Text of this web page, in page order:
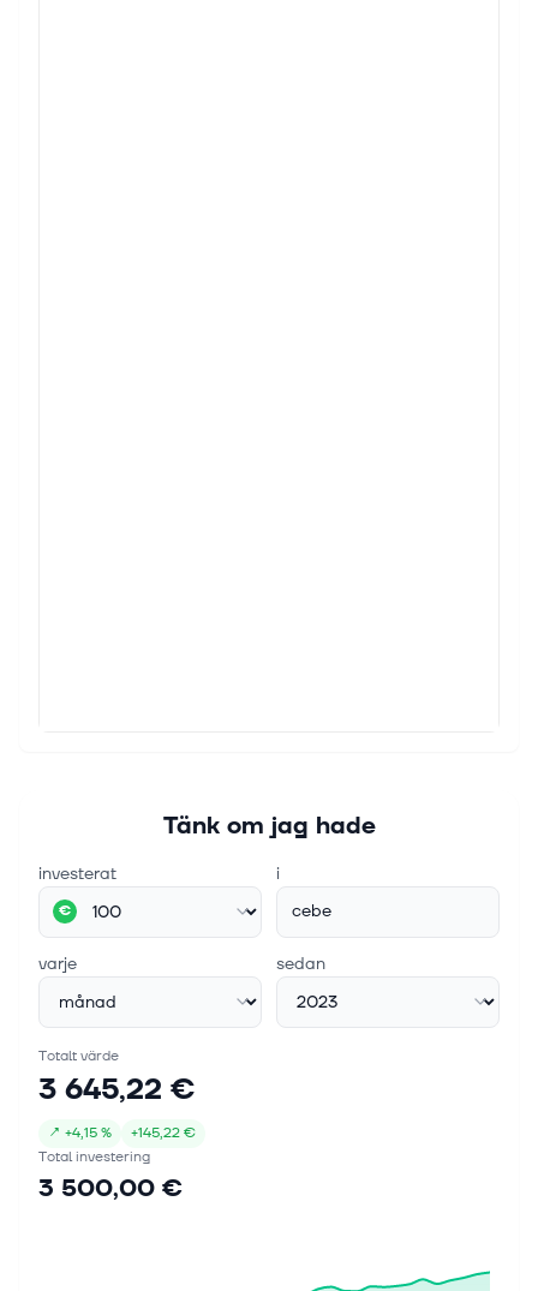
Tänk om jag hade
investerat
€
i
cebe
varje sedan
Totalt värde
3 645,22 €
↗ +4,15 % +145,22 €
Total investering
3 500,00 €